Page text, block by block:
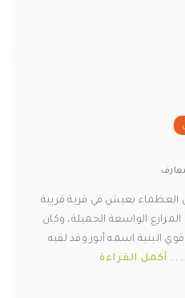
يعيش في قرية قريبة
الواسعة الجميلة، وكان
البنية اسمه أنور وقد لقبه
... أكمل القراءة